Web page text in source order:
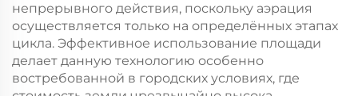
непрерывного действия, поскольку аэрация
осуществляется только на определённых этапах
цикла. Эффективное использование площади
делает данную технологию особенно
востребованной в городских условиях, где